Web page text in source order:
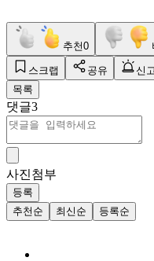
추천0
스크랩 공유
신고
목록
댓글3
사진첨부
등록
추천순
최신순 등록순